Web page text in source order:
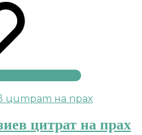
цитрат на прах